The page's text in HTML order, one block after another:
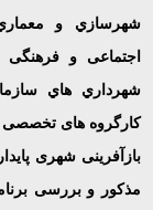
شهرسازي و
اجتماعی و
شهرداري هاي
کارگروه های تخصصی
بازآفرینی شهری
مذکور و بررسی